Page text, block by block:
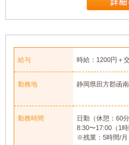
給与 時給：1200円＋
勤務地 静岡県田方郡函
勤務時間
日勤（休憩：60
8:30〜17:00（1
※残業：5時間/月